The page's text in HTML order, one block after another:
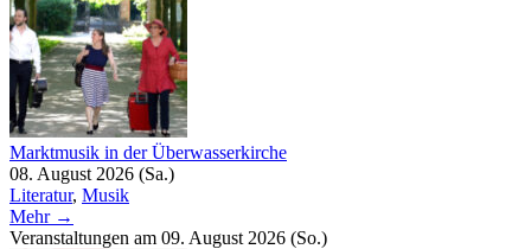
Marktmusik in der Überwasserkirche
08. August 2026 (Sa.)
Literatur, Musik
Mehr →
Veranstaltungen am 09. August 2026 (So.)